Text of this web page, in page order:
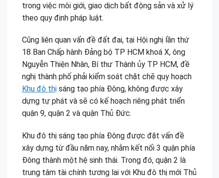
trong việc môi giới, giao dịch bất động sản và xử lý
theo quy định pháp luật.
Cũng liên quan vấn đề đất đai, tại Hội nghị lần thứ
18 Ban Chấp hành Đảng bộ TP HCM khoá X, ông
Nguyễn Thiện Nhân, Bí thư Thành ủy TP HCM, đề
nghị thành phố phải kiểm soát chặt chẽ quy hoạch
Khu đô thị sáng tạo phía Đông, không được xây
dựng tự phát và sẽ có kế hoạch riêng phát triển
quận 9, quận 2 và quận Thủ Đức.
Khu đô thị sáng tạo phía Đông được đặt vấn đề
xây dựng từ đầu năm nay, nhằm kết nối 3 quận phía
Đông thành một hệ sinh thái. Trong đó, quận 2 là
trung tâm tài chính tương lai với Khu đô thị mới Thủ